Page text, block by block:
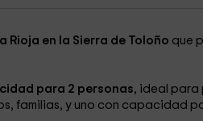
Rioja en la Sierra de Toloño que
para 2 personas, ideal para
familias, y uno con capacidad